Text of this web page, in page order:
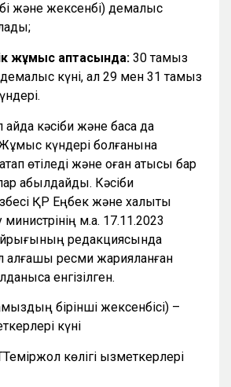
және жексенбі) демалыс
жұмыс аптасында: 30 тамыз
күні, ал 29 мен 31 тамыз
кәсіби және басқа да
күндері болғанына
өтіледі және оған қатысы бар
қабылдайды. Кәсіби
ҚР Еңбек және халықты
министрінің м.а. 17.11.2023
редакциясында
ресми жарияланған
енгізілген.
бірінші жексенбісі) –
күні
көлігі қызметкерлері